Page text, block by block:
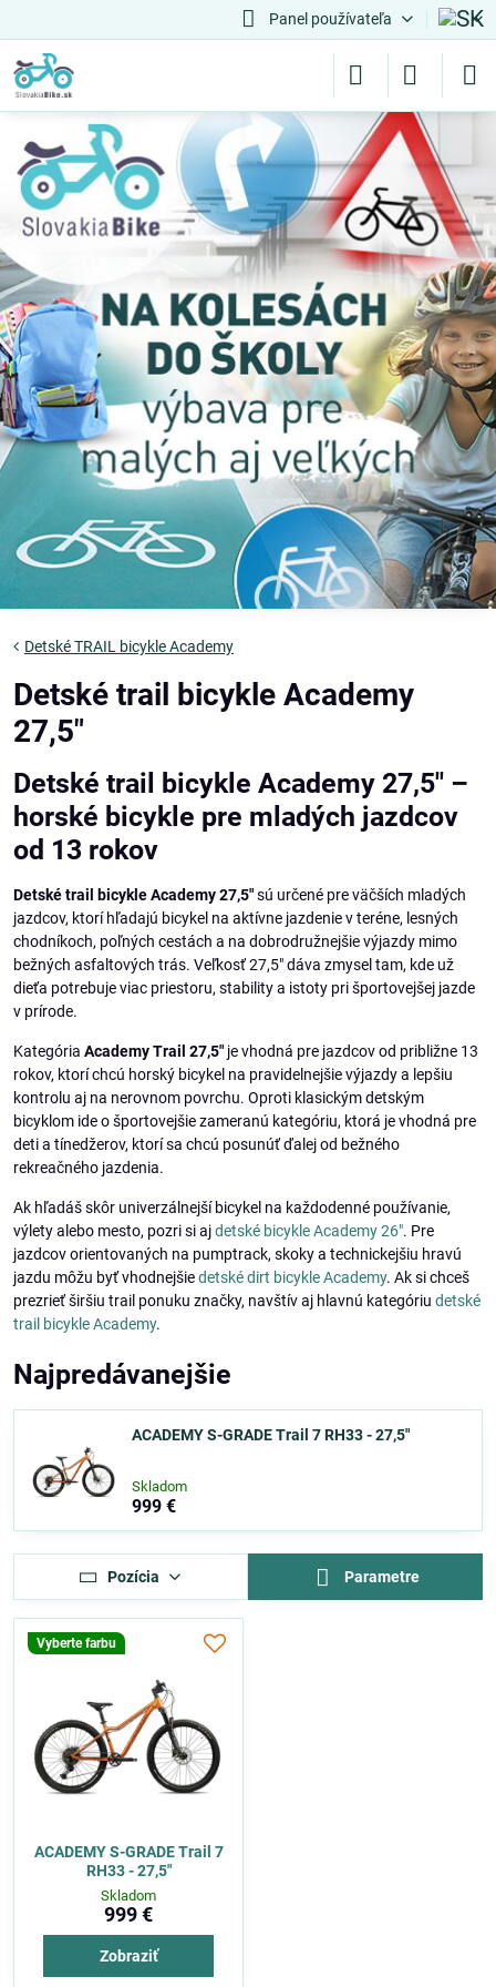
Panel používateľa
Detské TRAIL bicykle Academy
Detské trail bicykle Academy
27,5"
Detské trail bicykle Academy 27,5" –
horské bicykle pre mladých jazdcov
od 13 rokov
Detské trail bicykle Academy 27,5"sú určené pre väčších mladých
jazdcov, ktorí hľadajú bicykel na aktívne jazdenie v teréne, lesných
chodníkoch, poľných cestách a na dobrodružnejšie výjazdy mimo
bežných asfaltových trás. Veľkosť 27,5" dáva zmysel tam, kde už
dieťa potrebuje viac priestoru, stability a istoty pri športovejšej jazde
v prírode.
Kategória Academy Trail 27,5" je vhodná pre jazdcov od približne 13
rokov, ktorí chcú horský bicykel na pravidelnejšie výjazdy a lepšiu
kontrolu aj na nerovnom povrchu. Oproti klasickým detským
bicyklom ide o športovejšie zameranú kategóriu, ktorá je vhodná pre
deti a tínedžerov, ktorí sa chcú posunúť ďalej od bežného
rekreačného jazdenia.
Ak hľadáš skôr univerzálnejší bicykel na každodenné používanie,
výlety alebo mesto, pozri si ajdetské bicykle Academy 26". Pre
jazdcov orientovaných na pumptrack, skoky a technickejšiu hravú
jazdu môžu byť vhodnejšiedetské dirt bicykle Academy. Ak si chceš
prezrieť širšiu trail ponuku značky, navštív aj hlavnú kategóriu detské
trail bicykle Academy.
Najpredávanejšie
ACADEMY S-GRADE Trail 7 RH33 - 27,5"
Skladom
999 €
Pozícia Parametre
Vyberte farbu
ACADEMY S-GRADE Trail 7
RH33 - 27,5"
Skladom
999 €
Zobraziť